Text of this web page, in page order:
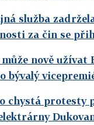
služba
za čin se
nově užívat
bývalý
chystá protesty